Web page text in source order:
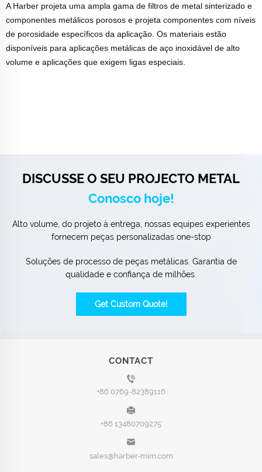
A Harber projeta uma ampla gama de filtros de metal sinterizado e
componentes metálicos porosos e projeta componentes com níveis
de porosidade específicos da aplicação. Os materiais estão
disponíveis para aplicações metálicas de aço inoxidável de alto
volume e aplicações que exigem ligas especiais.
DISCUSSE O SEU PROJECTO METAL
Conosco hoje!
Alto volume, do projeto à entrega, nossas equipes experientes
fornecem peças personalizadas one-stop
Soluções de processo de peças metálicas. Garantia de
qualidade e confiança de milhões.
Get Custom Quote!
CONTACT
+86 0769-82389116
+86 13480709275
sales@harber-mim.com